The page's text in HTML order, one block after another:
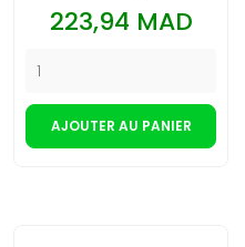
Prix
223,94 MAD
AJOUTER AU PANIER